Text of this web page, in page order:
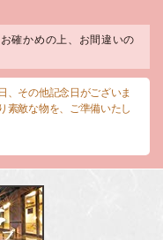
確かめの上、お間違いの
、その他記念日がございま
素敵な物を、ご準備いたし